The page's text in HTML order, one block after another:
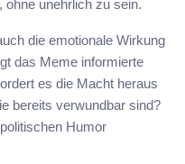
unehrlich zu sein.
die emotionale Wirkung
das Meme informierte
es die Macht heraus
bereits verwundbar sind?
Humor